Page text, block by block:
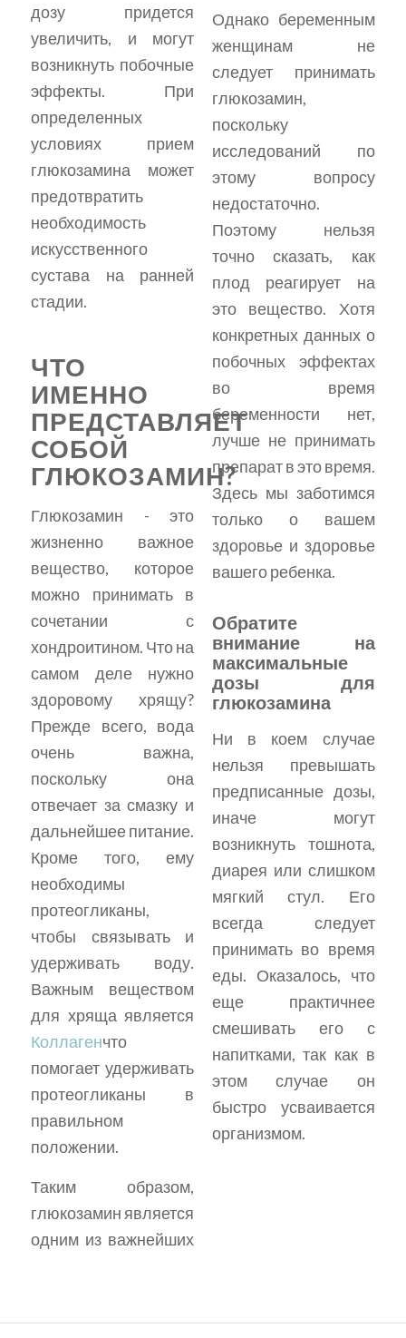
дозу придется
увеличить, и могут
возникнуть побочные
эффекты. При
определенных
условиях прием
глюкозамина может
предотвратить
необходимость
искусственного
сустава на ранней
стадии.
ЧТО
ИМЕННО
ПРЕДСТАВЛЯЕТ
СОБОЙ
ГЛЮКОЗАМИН?
Глюкозамин - это
жизненно важное
вещество, которое
можно принимать в
сочетании с
хондроитином. Что на
самом деле нужно
здоровому хрящу?
Прежде всего, вода
очень важна,
поскольку она
отвечает за смазку и
дальнейшее питание.
Кроме того, ему
необходимы
протеогликаны,
чтобы связывать и
удерживать воду.
Важным веществом
для хряща является
Коллагенчто
помогает удерживать
протеогликаны в
правильном
положении.
Таким образом,
глюкозамин является
одним из важнейших
Однако беременным
женщинам не
следует принимать
глюкозамин,
поскольку
исследований по
этому вопросу
недостаточно.
Поэтому нельзя
точно сказать, как
плод реагирует на
это вещество. Хотя
конкретных данных о
побочных эффектах
во время
беременности нет,
лучше не принимать
препарат в это время.
Здесь мы заботимся
только о вашем
здоровье и здоровье
вашего ребенка.
Обратите
внимание на
максимальные
дозы для
глюкозамина
Ни в коем случае
нельзя превышать
предписанные дозы,
иначе могут
возникнуть тошнота,
диарея или слишком
мягкий стул. Его
всегда следует
принимать во время
еды. Оказалось, что
еще практичнее
смешивать его с
напитками, так как в
этом случае он
быстро усваивается
организмом.